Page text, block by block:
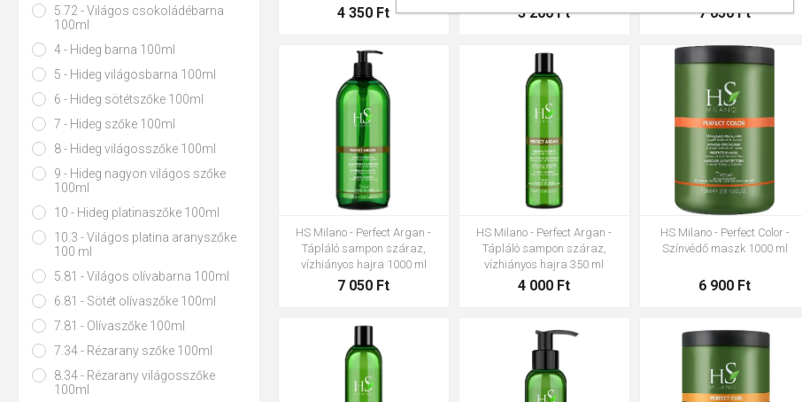
4 350 Ft 3 200 Ft 7 050 Ft
HS Milano - Perfect Argan -
Tápláló sampon száraz,
vízhiányos hajra 1000 ml
7 050 Ft
HS Milano - Perfect Argan -
Tápláló sampon száraz,
vízhiányos hajra 350 ml
4 000 Ft
HS Milano - Perfect Color -
Színvédő maszk 1000 ml
6 900 Ft
5.72 - Világos csokoládébarna
100ml
4 - Hideg barna 100ml
5 - Hideg világosbarna 100ml
6 - Hideg sötétszőke 100ml
7 - Hideg szőke 100ml
8 - Hideg világosszőke 100ml
9 - Hideg nagyon világos szőke
100ml
10 - Hideg platinaszőke 100ml
10.3 - Világos platina aranyszőke
100 ml
5.81 - Világos olívabarna 100ml
6.81 - Sötét olívaszőke 100ml
7.81 - Olívaszőke 100ml
7.34 - Rézarany szőke 100ml
8.34 - Rézarany világosszőke
100ml